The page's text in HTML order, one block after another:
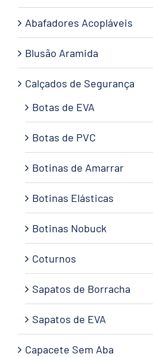
Abafadores Acopláveis
Blusão Aramida
Calçados de Segurança
Botas de EVA
Botas de PVC
Botinas de Amarrar
Botinas Elásticas
Botinas Nobuck
Coturnos
Sapatos de Borracha
Sapatos de EVA
Capacete Sem Aba